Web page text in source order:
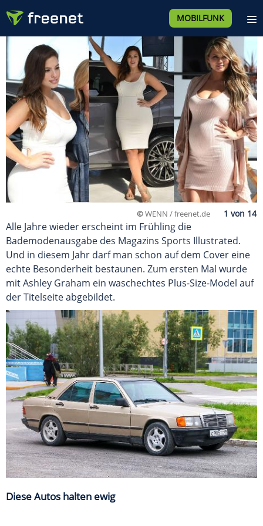
MOBILFUNK
©WENN / freenet.de
Alle Jahre wieder erscheint im Frühling die
Bademodenausgabe des Magazins Sports Illustrated.
Und in diesem Jahr darf man schon auf dem Cover eine
echte Besonderheit bestaunen. Zum ersten Mal wurde
mit Ashley Graham ein waschechtes Plus-Size-Model auf
der Titelseite abgebildet.
Diese Autos halten ewig